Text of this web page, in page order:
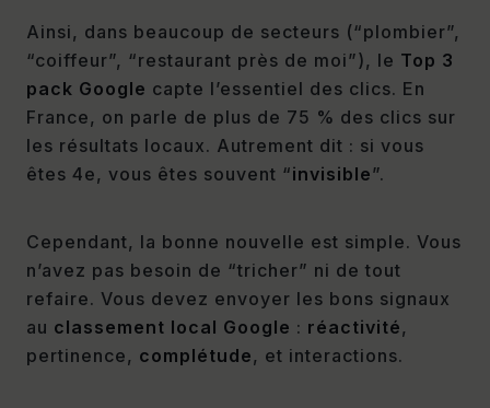
Ainsi, dans beaucoup de secteurs (“plombier”,
“coiffeur”, “restaurant près de moi”), le Top 3
pack Google capte l’essentiel des clics. En
France, on parle de plus de 75 % des clics sur
les résultats locaux. Autrement dit : si vous
êtes 4e, vous êtes souvent “invisible”.
Cependant, la bonne nouvelle est simple. Vous
n’avez pas besoin de “tricher” ni de tout
refaire. Vous devez envoyer les bons signaux
au classement local Google : réactivité,
pertinence, complétude, et interactions.